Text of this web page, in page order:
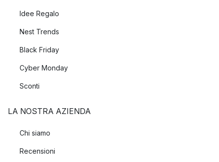
Idee Regalo
Nest Trends
Black Friday
Cyber Monday
Sconti
LA NOSTRA AZIENDA
Chi siamo
Recensioni